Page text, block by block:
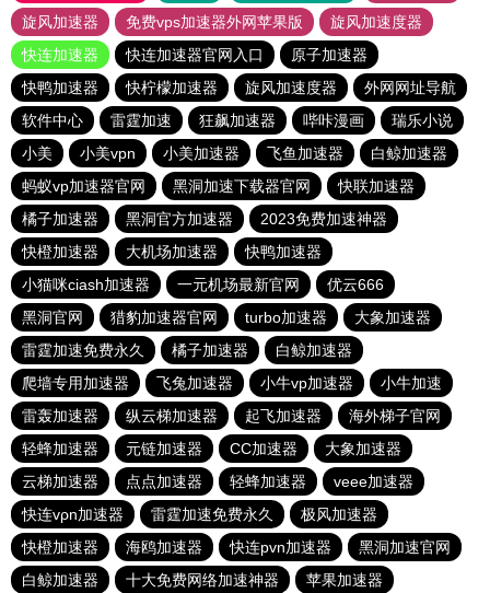
旋风加速器
免费vps加速器外网苹果版
旋风加速度器
快连加速器
快连加速器官网入口
原子加速器
快鸭加速器
快柠檬加速器 旋风加速度器
外网网址导航
软件中心
雷霆加速 狂飙加速器 哔咔漫画
瑞乐小说
小美
小美vpn 小美加速器 飞鱼加速器
白鲸加速器
蚂蚁vp加速器官网
黑洞加速下载器官网
快联加速器
橘子加速器
黑洞官方加速器
2023免费加速神器
快橙加速器
大机场加速器
快鸭加速器
小猫咪ciash加速器
一元机场最新官网
优云666
黑洞官网
猎豹加速器官网 turbo加速器
大象加速器
雷霆加速免费永久
橘子加速器
白鲸加速器
爬墙专用加速器
飞兔加速器 小牛vp加速器
小牛加速
雷轰加速器
纵云梯加速器 起飞加速器
海外梯子官网
轻蜂加速器
元链加速器 CC加速器
大象加速器
云梯加速器
点点加速器 轻蜂加速器
veee加速器
快连vρn加速器
雷霆加速免费永久
极风加速器
快橙加速器
海鸥加速器 快连pvn加速器
黑洞加速官网
白鲸加速器
十大免费网络加速神器 苹果加速器